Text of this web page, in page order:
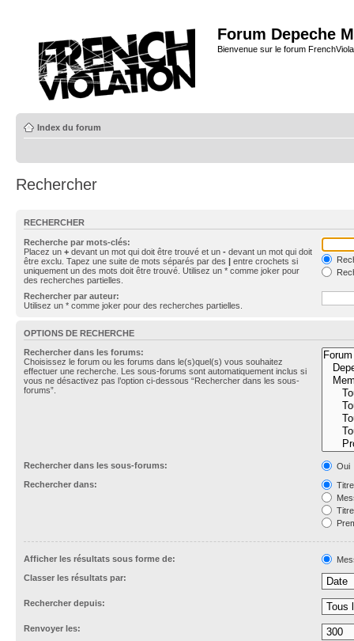
Forum Depeche
Bienvenue sur le forum
Index du forum
Rechercher
RECHERCHER
Recherche par mots-clés:
Placez un + devant un mot qui doit être trouvé et un - devant un mot qui doit
être exclu. Tapez une suite de mots séparés par des | entre crochets si
uniquement un des mots doit être trouvé. Utilisez un * comme joker pour
des recherches partielles.
Rechercher par auteur:
Utilisez un * comme joker pour des recherches partielles.
OPTIONS DE RECHERCHE
Rechercher dans les forums:
Choisissez le forum ou les forums dans le(s)quel(s) vous souhaitez
effectuer une recherche. Les sous-forums sont automatiquement inclus si
vous ne désactivez pas l’option ci-dessous “Rechercher dans les sous-
forums”.
Rechercher dans les sous-forums:
Oui
Rechercher dans:
Afficher les résultats sous forme de:
Classer les résultats par:
Rechercher depuis:
Renvoyer les: